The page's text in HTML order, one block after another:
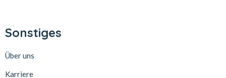
Sonstiges
Über uns
Karriere